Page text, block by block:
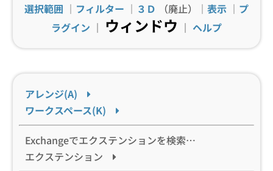
選択範囲 ｜ フィルター ｜ ３Ｄ （廃止）｜ 表示 ｜ プ
ラグイン ｜ ウィンドウ ｜ ヘルプ
アレンジ(A)
ワークスペース(K)
Exchangeでエクステンションを検索…
エクステンション